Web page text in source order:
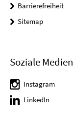
Barrierefreiheit
Sitemap
Soziale Medien
Instagram
LinkedIn